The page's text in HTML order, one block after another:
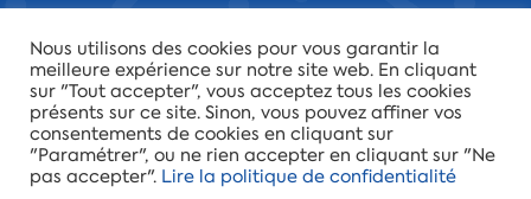
Laissez-nous un message
75019 Paris
34 quai de la Loire
Nous utilisons des cookies pour vous garantir la
meilleure expérience sur notre site web. En cliquant
sur "Tout accepter", vous acceptez tous les cookies
présents sur ce site. Sinon, vous pouvez affiner vos
consentements de cookies en cliquant sur
"Paramétrer", ou ne rien accepter en cliquant sur "Ne
pas accepter". Lire la politique de confidentialité